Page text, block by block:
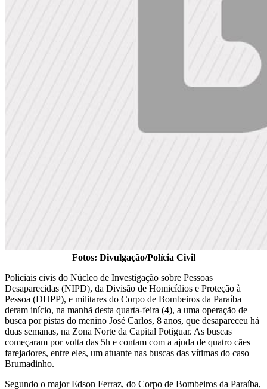
Fotos: Divulgação/Polícia Civil
Policiais civis do Núcleo de Investigação sobre Pessoas
Desaparecidas (NIPD), da Divisão de Homicídios e Proteção à
Pessoa (DHPP), e militares do Corpo de Bombeiros da Paraíba
deram início, na manhã desta quarta-feira (4), a uma operação de
busca por pistas do menino José Carlos, 8 anos, que desapareceu há
duas semanas, na Zona Norte da Capital Potiguar. As buscas
começaram por volta das 5h e contam com a ajuda de quatro cães
farejadores, entre eles, um atuante nas buscas das vítimas do caso
Brumadinho.
Segundo o major Edson Ferraz, do Corpo de Bombeiros da Paraíba,